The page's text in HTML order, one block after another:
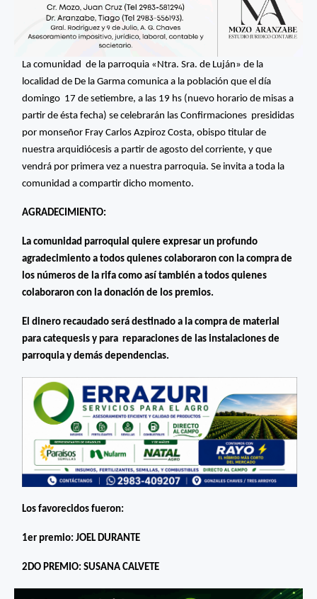
La comunidad de la parroquia «Ntra. Sra. de Luján» de la
localidad de De la Garma comunica a la población que el día
domingo 17 de setiembre, a las 19 hs (nuevo horario de misas a
partir de ésta fecha) se celebrarán las Confirmaciones presididas
por monseñor Fray Carlos Azpiroz Costa, obispo titular de
nuestra arquidiócesis a partir de agosto del corriente, y que
vendrá por primera vez a nuestra parroquia. Se invita a toda la
comunidad a compartir dicho momento.
AGRADECIMIENTO:
La comunidad parroquial quiere expresar un profundo
agradecimiento a todos quienes colaboraron con la compra de
los números de la rifa como así también a todos quienes
colaboraron con la donación de los premios.
El dinero recaudado será destinado a la compra de material
para catequesis y para reparaciones de las instalaciones de
parroquia y demás dependencias.
Los favorecidos fueron:
1er premio: JOEL DURANTE
2DO PREMIO: SUSANA CALVETE